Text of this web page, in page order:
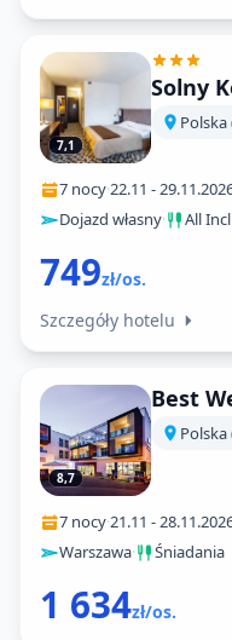
7,1
Solny
7 nocy·22.11 -
Dojazd własny· All
749zł/os.
Szczegóły hotelu
8,7
Best
7 nocy·21.11 -
Warszawa· Śniadania
1 634zł/os.